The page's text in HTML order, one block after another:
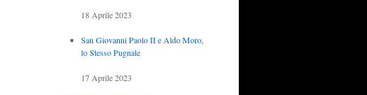
18 Aprile 2023
San Giovanni Paolo II e Aldo Moro,
lo Stesso Pugnale
17 Aprile 2023